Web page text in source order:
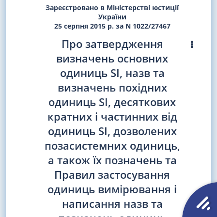
Зареєстровано в Міністерстві юстиції
України
25 серпня 2015 р. за N 1022/27467
Про затвердження
визначень основних
одиниць SI, назв та
визначень похідних
одиниць SI, десяткових
кратних і частинних від
одиниць SI, дозволених
позасистемних одиниць,
а також їх позначень та
Правил застосування
одиниць вимірювання і
написання назв та